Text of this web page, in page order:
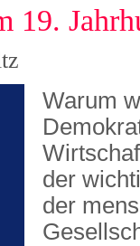
19.
Warum
der
der